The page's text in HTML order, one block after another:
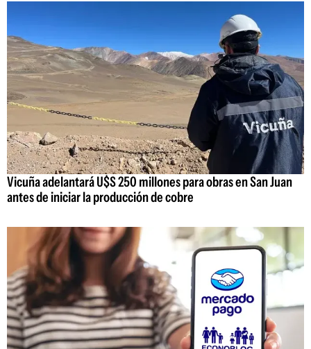
Vicuña adelantará U$S 250 millones para obras en San Juan
antes de iniciar la producción de cobre